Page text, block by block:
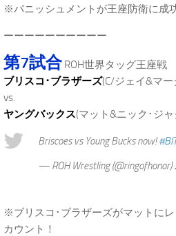
※パニッシュメントが王座防衛に成
ーーーーーーーーーー
第7試合ROH世界タッグ王座戦
ブリスコ･ブラザーズ(C/ジェイ&マ
vs.
ヤングバックス(マット&ニック･ジャ
Briscoes vs Young Bucks now!
— ROH Wrestling (@ringofhonor)
※ブリスコ･ブラザーズがマットに
カウント！